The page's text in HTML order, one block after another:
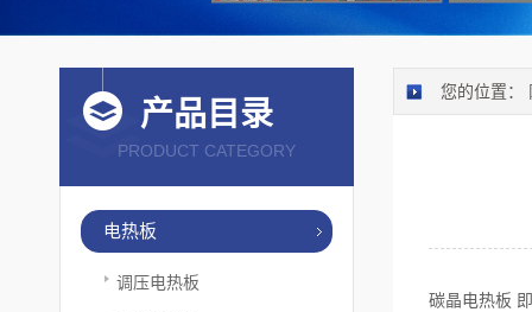
产品目录
PRODUCT CATEGORY
电热板
调压电热板
您的位置：
碳晶电热板